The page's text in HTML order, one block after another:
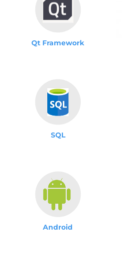
Qt Framework
SQL
Android